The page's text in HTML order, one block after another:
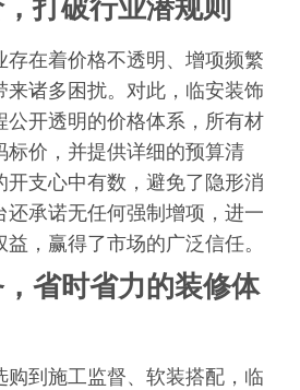
打破行业潜规则
存在着价格不透明、增项频繁
来诸多困扰。对此，临安装饰
公开透明的价格体系，所有材
标价，并提供详细的预算清
开支心中有数，避免了隐形消
还承诺无任何强制增项，进一
，赢得了市场的广泛信任。
省时省力的装修体
购到施工监督、软装搭配，临